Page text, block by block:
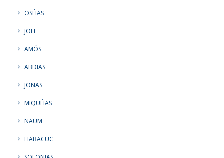
OSÉIAS
JOEL
AMÓS
ABDIAS
JONAS
MIQUÉIAS
NAUM
HABACUC